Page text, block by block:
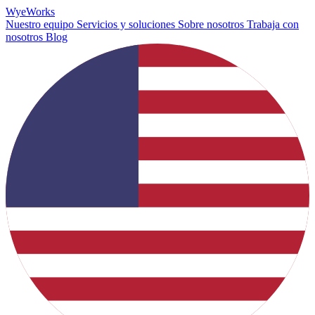
WyeWorks
Nuestro equipo Servicios y soluciones Sobre nosotros Trabaja con
nosotros Blog